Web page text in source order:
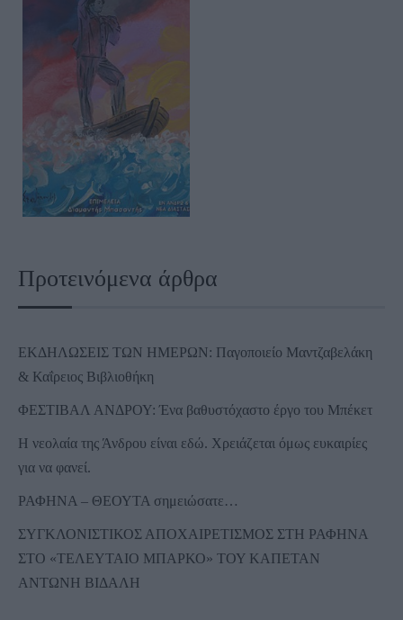
Προτεινόμενα άρθρα
ΕΚΔΗΛΩΣΕΙΣ ΤΩΝ ΗΜΕΡΩΝ: Παγοποιείο Μαντζαβελάκη
& Καΐρειος Βιβλιοθήκη
ΦΕΣΤΙΒΑΛ ΑΝΔΡΟΥ: Ένα βαθυστόχαστο έργο του Μπέκετ
Η νεολαία της Άνδρου είναι εδώ. Χρειάζεται όμως ευκαιρίες
για να φανεί.
ΡΑΦΗΝΑ – ΘΕΟΥΤΑ σημειώσατε…
ΣΥΓΚΛΟΝΙΣΤΙΚΟΣ ΑΠΟΧΑΙΡΕΤΙΣΜΟΣ ΣΤΗ ΡΑΦΗΝΑ
ΣΤΟ «ΤΕΛΕΥΤΑΙΟ ΜΠΑΡΚΟ» ΤΟΥ ΚΑΠΕΤΑΝ
ΑΝΤΩΝΗ ΒΙΔΑΛΗ